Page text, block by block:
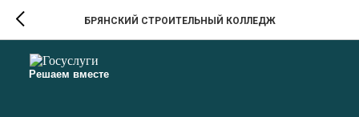
Решаем вместе
БРЯНСКИЙ СТРОИТЕЛЬНЫЙ КОЛЛЕДЖ